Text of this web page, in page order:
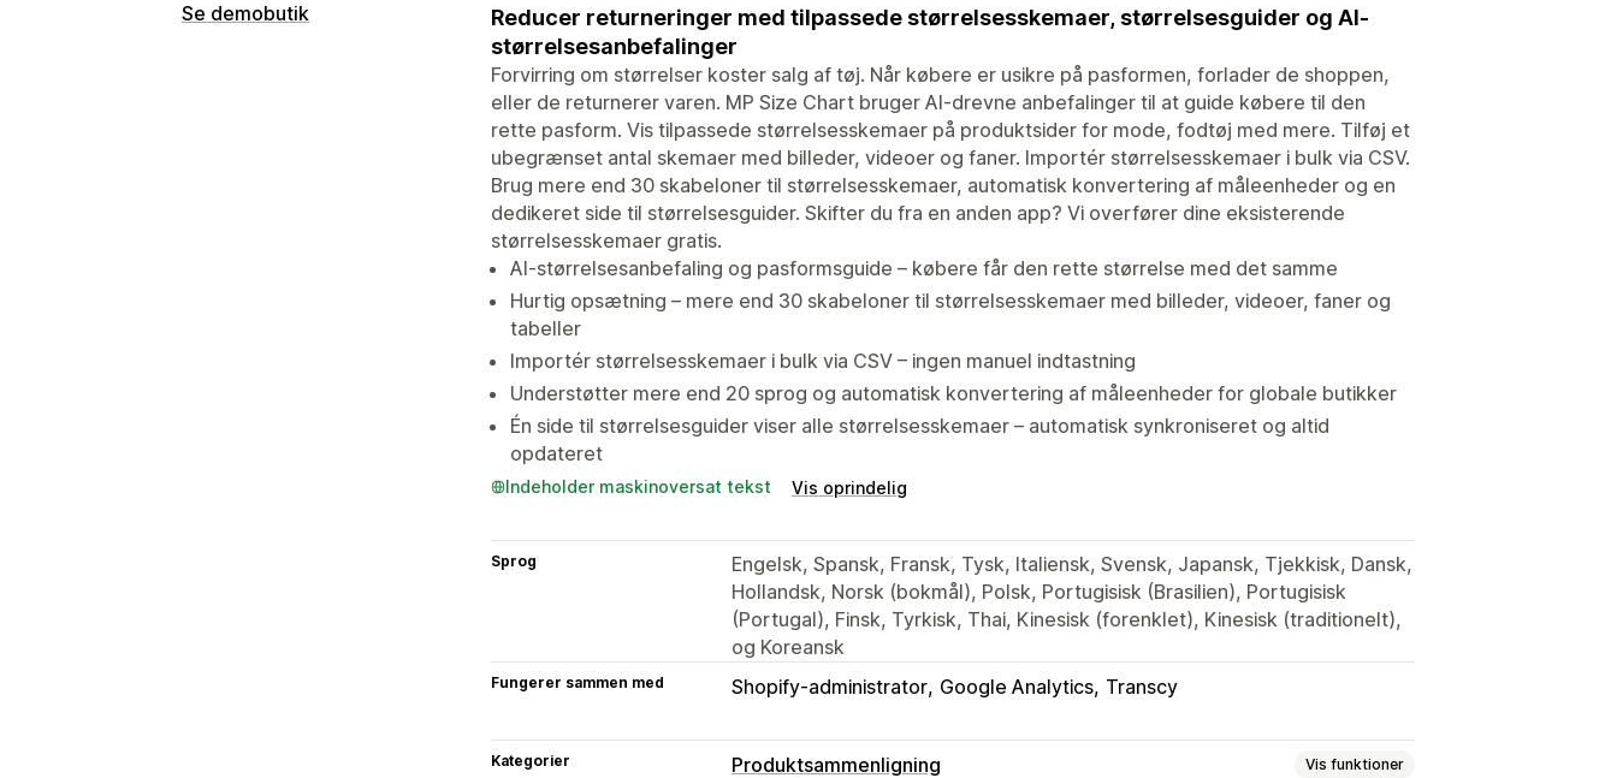
Se demobutik
Reducer returneringer med tilpassede størrelsesskemaer, størrelsesguider og AI-
størrelsesanbefalinger
Forvirring om størrelser koster salg af tøj. Når købere er usikre på pasformen, forlader de shoppen,
eller de returnerer varen. MP Size Chart bruger AI-drevne anbefalinger til at guide købere til den
rette pasform. Vis tilpassede størrelsesskemaer på produktsider for mode, fodtøj med mere. Tilføj et
ubegrænset antal skemaer med billeder, videoer og faner. Importér størrelsesskemaer i bulk via CSV.
Brug mere end 30 skabeloner til størrelsesskemaer, automatisk konvertering af måleenheder og en
dedikeret side til størrelsesguider. Skifter du fra en anden app? Vi overfører dine eksisterende
størrelsesskemaer gratis.
AI-størrelsesanbefaling og pasformsguide – købere får den rette størrelse med det samme
Hurtig opsætning – mere end 30 skabeloner til størrelsesskemaer med billeder, videoer, faner og
tabeller
Importér størrelsesskemaer i bulk via CSV – ingen manuel indtastning
Understøtter mere end 20 sprog og automatisk konvertering af måleenheder for globale butikker
Én side til størrelsesguider viser alle størrelsesskemaer – automatisk synkroniseret og altid
opdateret
Indeholder maskinoversat tekst Vis oprindelig
Sprog
Engelsk, Spansk, Fransk, Tysk, Italiensk, Svensk, Japansk, Tjekkisk, Dansk,
Hollandsk, Norsk (bokmål), Polsk, Portugisisk (Brasilien), Portugisisk
(Portugal), Finsk, Tyrkisk, Thai, Kinesisk (forenklet), Kinesisk (traditionelt),
og Koreansk
Fungerer sammen med Shopify-administrator Google Analytics Transcy
Kategorier Produktsammenligning Vis funktioner